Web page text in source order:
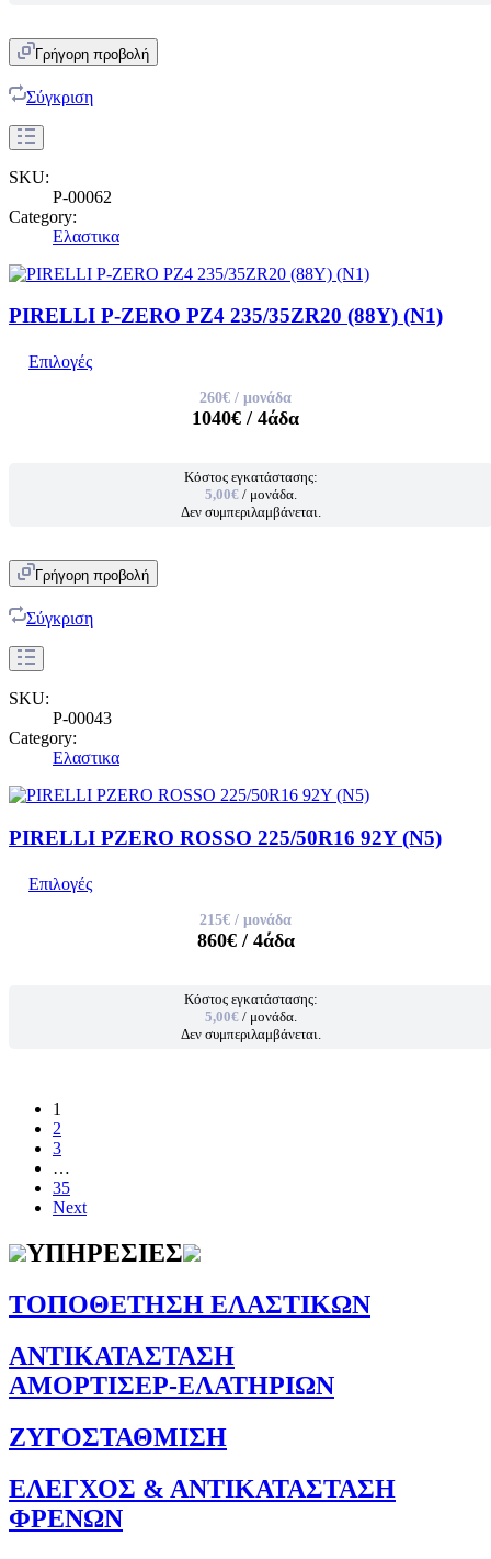
Γρήγορη προβολή
Σύγκριση
SKU:
P-00062
Category:
Ελαστικα
PIRELLI P-ZERO PZ4 235/35ZR20 (88Y) (N1)
Επιλογές
260€ / μονάδα
1040€ / 4άδα
Κόστος εγκατάστασης:
5,00€ / μονάδα.
Δεν συμπεριλαμβάνεται.
Γρήγορη προβολή
Σύγκριση
SKU:
P-00043
Category:
Ελαστικα
PIRELLI PZERO ROSSO 225/50R16 92Y (N5)
Επιλογές
215€ / μονάδα
860€/ 4άδα
Κόστος εγκατάστασης:
5,00€ / μονάδα.
Δεν συμπεριλαμβάνεται.
1
2
3
…
35
Next
ΥΠΗΡΕΣΙΕΣ
ΤΟΠΟΘΕΤΗΣΗ ΕΛΑΣΤΙΚΩΝ
ΑΝΤΙΚΑΤΑΣΤΑΣΗ
ΑΜΟΡΤΙΣΕΡ-ΕΛΑΤΗΡΙΩΝ
ΖΥΓΟΣΤΑΘΜΙΣΗ
ΕΛΕΓΧΟΣ & ΑΝΤΙΚΑΤΑΣΤΑΣΗ
ΦΡΕΝΩΝ